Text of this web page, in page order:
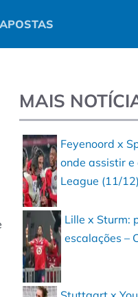
MAIS
Feyenoord x
onde assistir e
League (11/12)
Lille x Sturm:
escalações –